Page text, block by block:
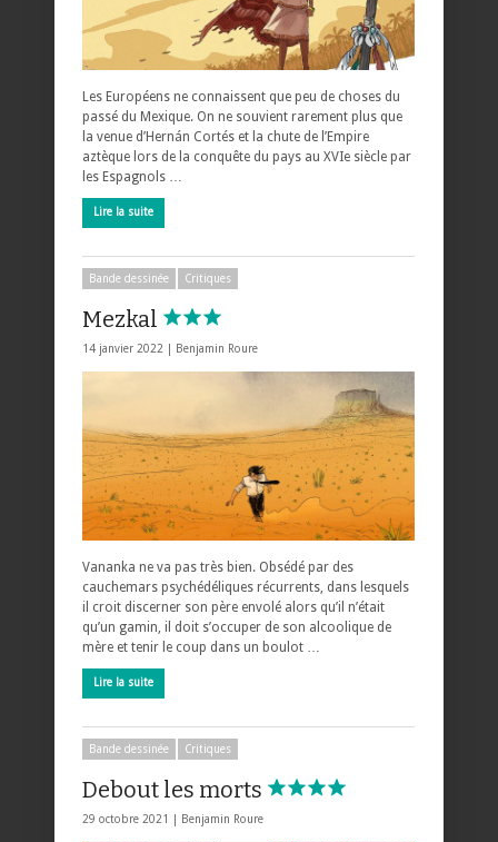
Les Européens ne connaissent que peu de choses du
passé du Mexique. On ne souvient rarement plus que
la venue d’Hernán Cortés et la chute de l’Empire
aztèque lors de la conquête du pays au XVIe siècle par
les Espagnols …
Lire la suite
Bande dessinée Critiques
Mezkal
14 janvier 2022 | Benjamin Roure
Vananka ne va pas très bien. Obsédé par des
cauchemars psychédéliques récurrents, dans lesquels
il croit discerner son père envolé alors qu’il n’était
qu’un gamin, il doit s’occuper de son alcoolique de
mère et tenir le coup dans un boulot …
Lire la suite
Bande dessinée Critiques
Debout les morts
29 octobre 2021 | Benjamin Roure